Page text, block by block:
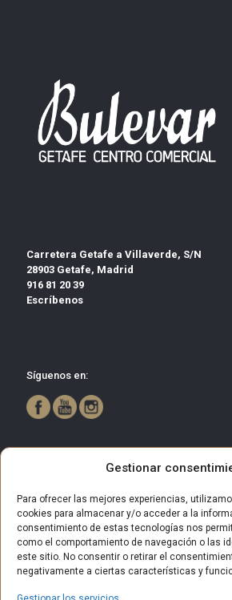
Gestionar
Para ofrecer las mejores experiencias,
cookies para almacenar y/o acceder a la
consentimiento de estas tecnologías nos
como el comportamiento de navegación o las
este sitio. No consentir o retirar el
negativamente a ciertas características y
Carretera Getafe a Villaverde, S/N
28903 Getafe, Madrid
916 81 20 39
Escríbenos
Síguenos en: